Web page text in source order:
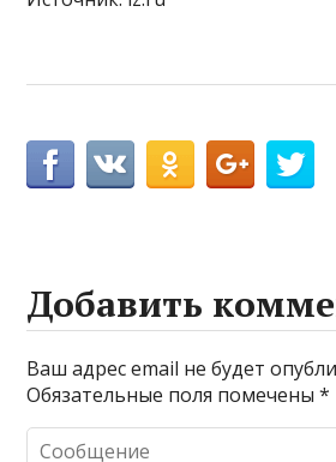
Добавить
Ваш адрес email не будет
Обязательные поля помечены*